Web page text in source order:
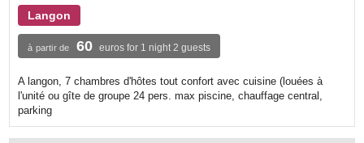
Langon
à partir de 60 euros for 1 night 2 guests
A langon, 7 chambres d'hôtes tout confort avec cuisine (louées à
l'unité ou gîte de groupe 24 pers. max piscine, chauffage central,
parking